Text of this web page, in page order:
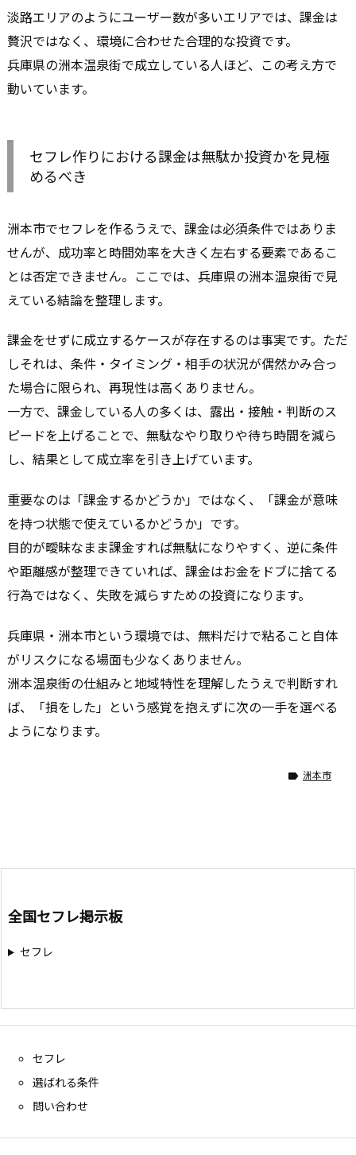
淡路エリアのようにユーザー数が多いエリアでは、課金は
贅沢ではなく、環境に合わせた合理的な投資です。
兵庫県の洲本温泉街で成立している人ほど、この考え方で
動いています。
セフレ作りにおける課金は無駄か投資かを見極
めるべき
洲本市でセフレを作るうえで、課金は必須条件ではありま
せんが、成功率と時間効率を大きく左右する要素であるこ
とは否定できません。ここでは、兵庫県の洲本温泉街で見
えている結論を整理します。
課金をせずに成立するケースが存在するのは事実です。ただ
しそれは、条件・タイミング・相手の状況が偶然かみ合っ
た場合に限られ、再現性は高くありません。
一方で、課金している人の多くは、露出・接触・判断のス
ピードを上げることで、無駄なやり取りや待ち時間を減ら
し、結果として成立率を引き上げています。
重要なのは「課金するかどうか」ではなく、「課金が意味
を持つ状態で使えているかどうか」です。
目的が曖昧なまま課金すれば無駄になりやすく、逆に条件
や距離感が整理できていれば、課金はお金をドブに捨てる
行為ではなく、失敗を減らすための投資になります。
兵庫県・洲本市という環境では、無料だけで粘ること自体
がリスクになる場面も少なくありません。
洲本温泉街の仕組みと地域特性を理解したうえで判断すれ
ば、「損をした」という感覚を抱えずに次の一手を選べる
ようになります。
 洲本市
全国セフレ掲示板
セフレ
セフレ
選ばれる条件
問い合わせ